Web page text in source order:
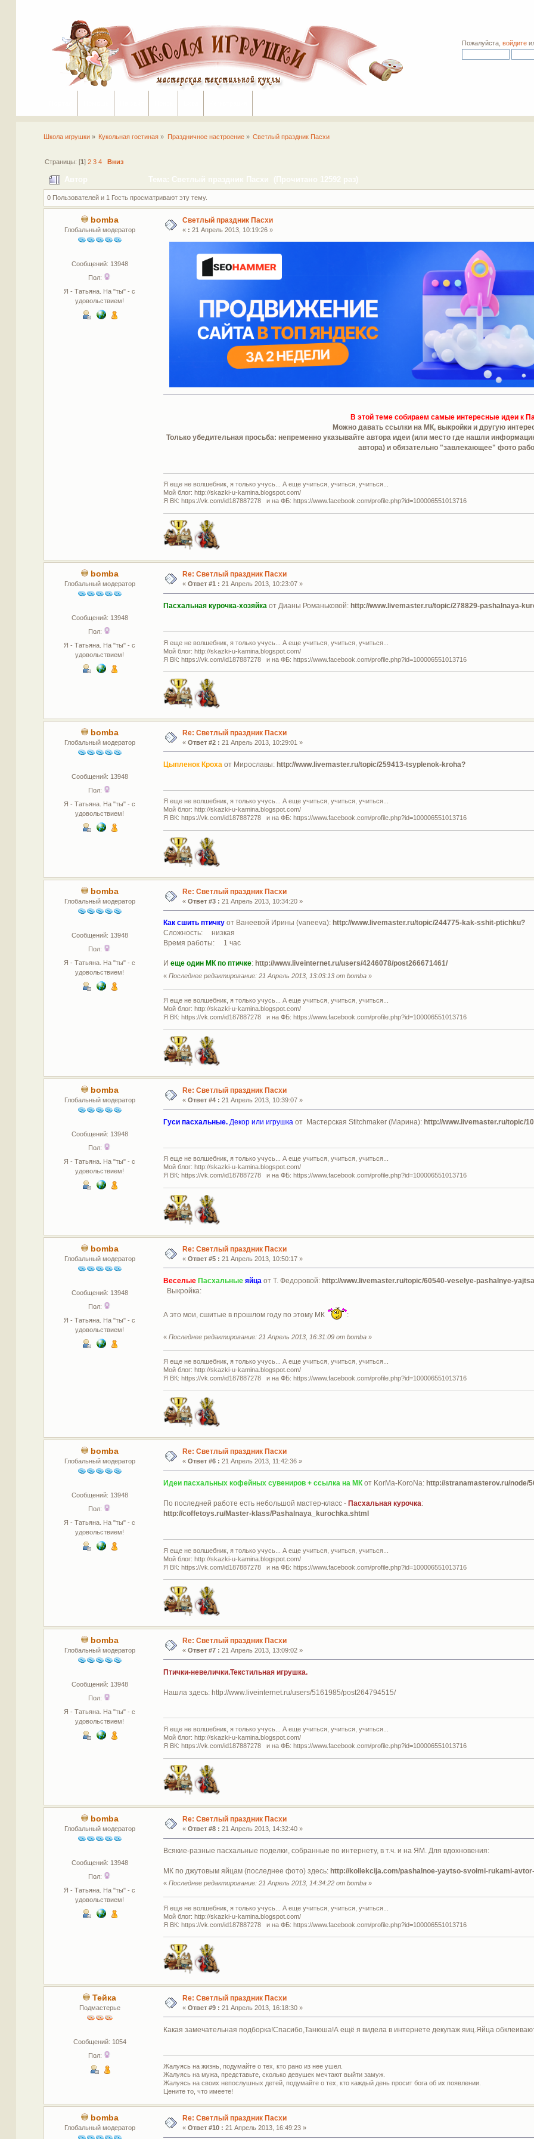
Пожалуйста,войдите
Школа игрушки » Кукольная гостиная » Праздничное настроение» Светлый праздник Пасхи
Страницы: [1]2 3 4 Вниз
Автор Тема: Светлый праздник Пасхи (Прочитано 12592 раз)
0 Пользователей и 1 Гость просматривают эту тему.
bomba
Глобальный модератор
Сообщений: 13948
Пол:
Я - Татьяна. На "ты" - с
удовольствием!
Светлый праздник Пасхи
« : 21 Апрель 2013, 10:19:26 »
В этой теме собираем самые интересные идеи к
Можно давать ссылки на МК, выкройки и другую
Только убедительная просьба: непременно указывайте автора идеи (или место где нашли
автора) и обязательно "завлекающее" фото
Я еще не волшебник, я только учусь... А еще учиться, учиться, учиться...
Мой блог: http://skazki-u-kamina.blogspot.com/
Я ВК: https://vk.com/id187887278 и на ФБ: https://www.facebook.com/profile.php?id=100006551013716
bomba
Глобальный модератор
Сообщений: 13948
Пол:
Я - Татьяна. На "ты" - с
удовольствием!
Re: Светлый праздник Пасхи
« Ответ #1 : 21 Апрель 2013, 10:23:07 »
Пасхальная курочка-хозяйкаот Дианы Романьковой: http://www.livemaster.ru/topic/278829-pashalnaya-
Я еще не волшебник, я только учусь... А еще учиться, учиться, учиться...
Мой блог: http://skazki-u-kamina.blogspot.com/
Я ВК: https://vk.com/id187887278 и на ФБ: https://www.facebook.com/profile.php?id=100006551013716
bomba
Глобальный модератор
Сообщений: 13948
Пол:
Я - Татьяна. На "ты" - с
удовольствием!
Re: Светлый праздник Пасхи
« Ответ #2 : 21 Апрель 2013, 10:29:01 »
Цыпленок Крохаот Мирославы: http://www.livemaster.ru/topic/259413-tsyplenok-kroha?
Я еще не волшебник, я только учусь... А еще учиться, учиться, учиться...
Мой блог: http://skazki-u-kamina.blogspot.com/
Я ВК: https://vk.com/id187887278 и на ФБ: https://www.facebook.com/profile.php?id=100006551013716
bomba
Глобальный модератор
Сообщений: 13948
Пол:
Я - Татьяна. На "ты" - с
удовольствием!
Re: Светлый праздник Пасхи
« Ответ #3 : 21 Апрель 2013, 10:34:20 »
Как сшить птичкуот Ванеевой Ирины (vaneeva): http://www.livemaster.ru/topic/244775-kak-sshit-ptichku?
Сложность: низкая
Время работы: 1 час
И еще один МК по птичке: http://www.liveinternet.ru/users/4246078/post266671461/
« Последнее редактирование: 21 Апрель 2013, 13:03:13 от bomba»
Я еще не волшебник, я только учусь... А еще учиться, учиться, учиться...
Мой блог: http://skazki-u-kamina.blogspot.com/
Я ВК: https://vk.com/id187887278 и на ФБ: https://www.facebook.com/profile.php?id=100006551013716
bomba
Глобальный модератор
Сообщений: 13948
Пол:
Я - Татьяна. На "ты" - с
удовольствием!
Re: Светлый праздник Пасхи
« Ответ #4 : 21 Апрель 2013, 10:39:07 »
Гуси пасхальные.Декор или игрушкаот Мастерская Stitchmaker (Марина): http://www.livemaster.ru/topic/
Я еще не волшебник, я только учусь... А еще учиться, учиться, учиться...
Мой блог: http://skazki-u-kamina.blogspot.com/
Я ВК: https://vk.com/id187887278 и на ФБ: https://www.facebook.com/profile.php?id=100006551013716
bomba
Глобальный модератор
Сообщений: 13948
Пол:
Я - Татьяна. На "ты" - с
удовольствием!
Re: Светлый праздник Пасхи
« Ответ #5 : 21 Апрель 2013, 10:50:17 »
Веселые Пасхальные яйца от Т. Федоровой: http://www.livemaster.ru/topic/60540-veselye-pashalnye-
Выкройка:
А это мои, сшитые в прошлом году по этому МК :
« Последнее редактирование: 21 Апрель 2013, 16:31:09 от bomba»
Я еще не волшебник, я только учусь... А еще учиться, учиться, учиться...
Мой блог: http://skazki-u-kamina.blogspot.com/
Я ВК: https://vk.com/id187887278 и на ФБ: https://www.facebook.com/profile.php?id=100006551013716
bomba
Глобальный модератор
Сообщений: 13948
Пол:
Я - Татьяна. На "ты" - с
удовольствием!
Re: Светлый праздник Пасхи
« Ответ #6 : 21 Апрель 2013, 11:42:36 »
Идеи пасхальных кофейных сувениров + ссылка на МКот KorMa-KoroNa: http://stranamasterov.ru/node/
По последней работе есть небольшой мастер-класс - Пасхальная курочка:
http://coffetoys.ru/Master-klass/Pashalnaya_kurochka.shtml
Я еще не волшебник, я только учусь... А еще учиться, учиться, учиться...
Мой блог: http://skazki-u-kamina.blogspot.com/
Я ВК: https://vk.com/id187887278 и на ФБ: https://www.facebook.com/profile.php?id=100006551013716
bomba
Глобальный модератор
Сообщений: 13948
Пол:
Я - Татьяна. На "ты" - с
удовольствием!
Re: Светлый праздник Пасхи
« Ответ #7 : 21 Апрель 2013, 13:09:02 »
Птички-невелички.Текстильная игрушка.
Нашла здесь: http://www.liveinternet.ru/users/5161985/post264794515/
Я еще не волшебник, я только учусь... А еще учиться, учиться, учиться...
Мой блог: http://skazki-u-kamina.blogspot.com/
Я ВК: https://vk.com/id187887278 и на ФБ: https://www.facebook.com/profile.php?id=100006551013716
bomba
Глобальный модератор
Сообщений: 13948
Пол:
Я - Татьяна. На "ты" - с
удовольствием!
Re: Светлый праздник Пасхи
« Ответ #8 : 21 Апрель 2013, 14:32:40 »
Всякие-разные пасхальные поделки, собранные по интернету, в т.ч. и на ЯМ. Для вдохновения:
МК по джутовым яйцам (последнее фото) здесь: http://kollekcija.com/pashalnoe-yaytso-svoimi-rukami-
« Последнее редактирование: 21 Апрель 2013, 14:34:22 от bomba»
Я еще не волшебник, я только учусь... А еще учиться, учиться, учиться...
Мой блог: http://skazki-u-kamina.blogspot.com/
Я ВК: https://vk.com/id187887278 и на ФБ: https://www.facebook.com/profile.php?id=100006551013716
Тейка
Подмастерье
Сообщений: 1054
Пол:
Re: Светлый праздник Пасхи
« Ответ #9 : 21 Апрель 2013, 16:18:30 »
Какая замечательная подборка!Спасибо,Танюша!А ещё я видела в интернете декупаж яиц.Яйца
Жалуясь на жизнь, подумайте о тех, кто рано из нее ушел.
Жалуясь на мужа, представьте, сколько девушек мечтают выйти замуж.
Жалуясь на своих непослушных детей, подумайте о тех, кто каждый день просит бога об их появлении.
Цените то, что имеете!
bomba
Глобальный модератор
Re: Светлый праздник Пасхи
« Ответ #10 : 21 Апрель 2013, 16:49:23 »